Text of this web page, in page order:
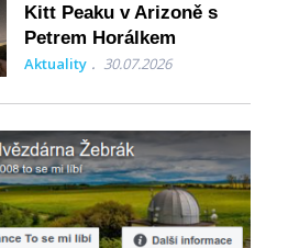
Kitt Peaku v Arizoně s
Petrem Horálkem
Aktuality 30.07.2026